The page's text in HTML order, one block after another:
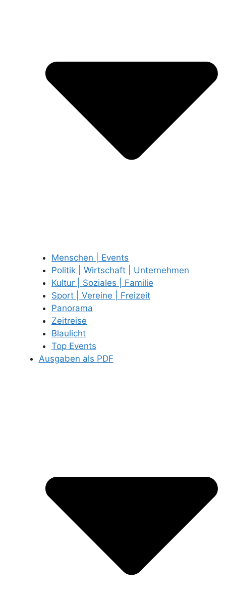
Menschen | Events
Politik | Wirtschaft | Unternehmen
Kultur | Soziales | Familie
Sport | Vereine | Freizeit
Panorama
Zeitreise
Blaulicht
Top Events
Ausgaben als PDF